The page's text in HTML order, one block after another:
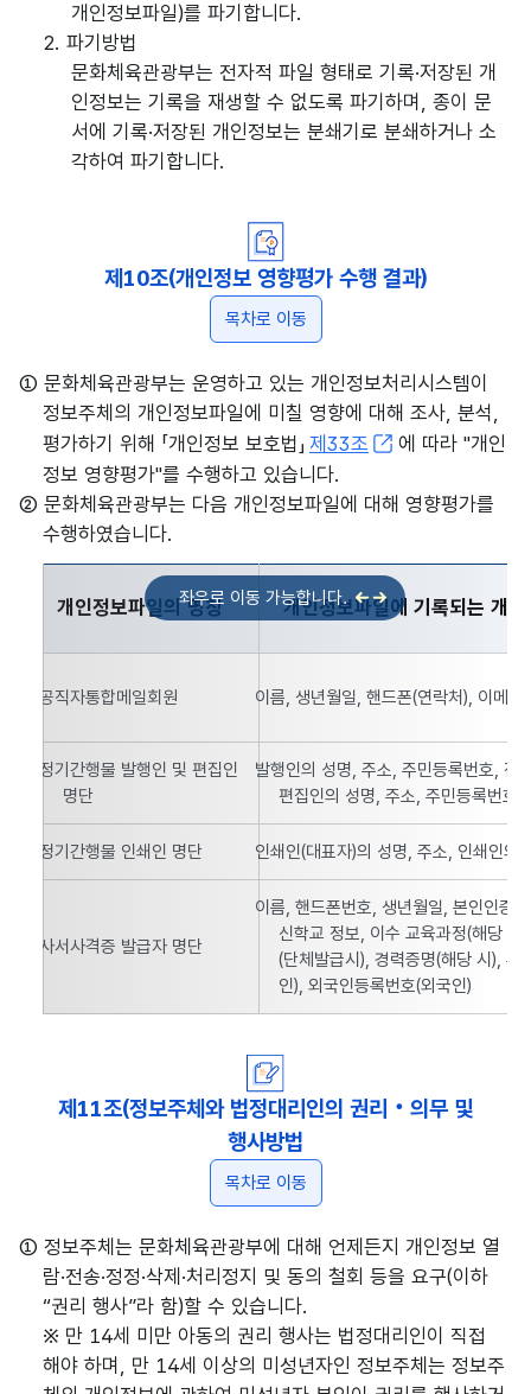
개인정보파일)를 파기합니다.
2. 파기방법
문화체육관광부는 전자적 파일 형태로 기록·저장된 개
인정보는 기록을 재생할 수 없도록 파기하며, 종이 문
서에 기록·저장된 개인정보는 분쇄기로 분쇄하거나 소
각하여 파기합니다.
제10조(개인정보 영향평가 수행 결과)
목차로 이동
① 문화체육관광부는 운영하고 있는 개인정보처리시스템이
정보주체의 개인정보파일에 미칠 영향에 대해 조사, 분석,
평가하기 위해 「개인정보 보호법」 제33조
에 따라 "개인
정보 영향평가"를 수행하고 있습니다.
② 문화체육관광부는 다음 개인정보파일에 대해 영향평가를
수행하였습니다.
개인정보파일의 명칭 개인정보파일에 기록되는 개
공직자통합메일회원 이름, 생년월일, 핸드폰(연락처), 이메일
정기간행물 발행인 및 편집인
명단
발행인의 성명, 주소, 주민등록번호, 전
편집인의 성명, 주소, 주민등록번호,
정기간행물 인쇄인 명단 인쇄인(대표자)의 성명, 주소, 인쇄인의
사서사격증 발급자 명단
이름, 핸드폰번호, 생년월일, 본인인증
신학교 정보, 이수 교육과정(해당 시
(단체발급시), 경력증명(해당 시), 주
인), 외국인등록번호(외국인)
제11조(정보주체와 법정대리인의 권리‧의무 및
행사방법
목차로 이동
① 정보주체는 문화체육관광부에 대해 언제든지 개인정보 열
람·전송·정정·삭제·처리정지 및 동의 철회 등을 요구(이하
“권리 행사”라 함)할 수 있습니다.
※ 만 14세 미만 아동의 권리 행사는 법정대리인이 직접
해야 하며, 만 14세 이상의 미성년자인 정보주체는 정보주